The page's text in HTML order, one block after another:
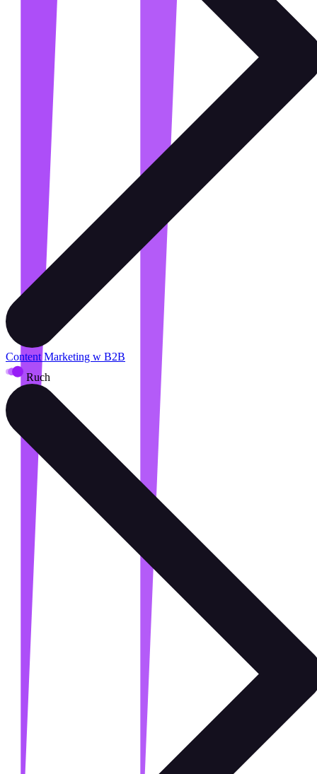
Content Marketing w B2B
Ruch